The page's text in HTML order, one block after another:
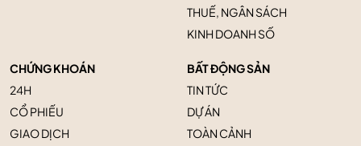
THUẾ, NGÂN SÁCH
KINH DOANH SỐ
CHỨNG KHOÁN
24H
CỔ PHIẾU
GIAO DỊCH
BẤT ĐỘNG SẢN
TIN TỨC
DỰ ÁN
TOÀN CẢNH